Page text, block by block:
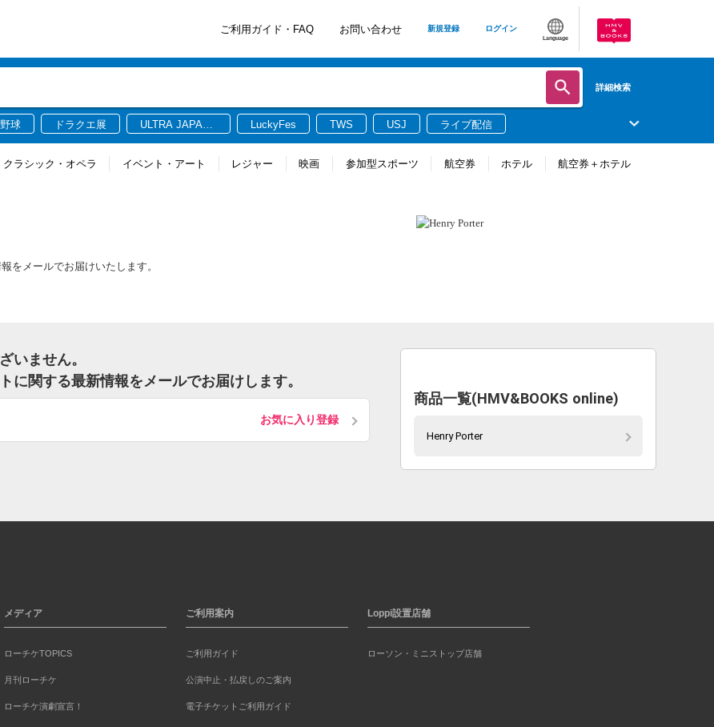
ご利用ガイド・FAQ お問い合わせ 新規登録 ログイン
Language
詳細検索
球 ドラクエ展
ULTRA JAPAN
LuckyFes TWS USJ ライブ配信
クラシック・オペラ イベント・アート レジャー 映画 参加型スポーツ 航空券 ホテル 航空券＋ホテル
をメールでお届けいたします。
いません。
関する最新情報をメールでお届けします。
お気に入り登録
商品一覧(HMV&BOOKS online)
Henry Porter
メディア
ローチケTOPICS
月刊ローチケ
ローチケ演劇宣言！
ご利用案内
ご利用ガイド
公演中止・払戻しのご案内
電子チケットご利用ガイド
Loppi設置店舗
ローソン・ミニストップ店舗